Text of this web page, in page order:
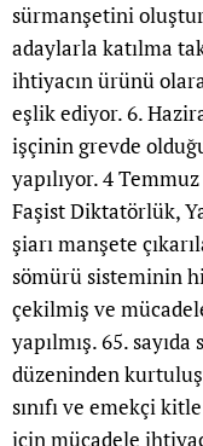
sürmanşetini
adaylarla katılma
ihtiyacın ürünü
eşlik ediyor. 6.
işçinin grevde
yapılıyor. 4
Faşist Diktatörlük,
şiarı manşete
sömürü sisteminin
çekilmiş ve
yapılmış. 65.
düzeninden
sınıfı ve emekçi
için mücadele